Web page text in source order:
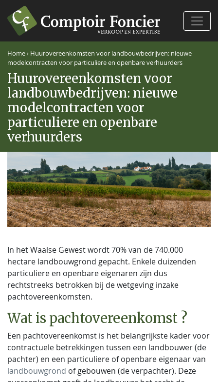
Home› Huurovereenkomsten voor landbouwbedrijven: nieuwe
modelcontracten voor particuliere en openbare verhuurders
Huurovereenkomsten voor
landbouwbedrijven: nieuwe
modelcontracten voor
particuliere en openbare
verhuurders
In het Waalse Gewest wordt 70% van de 740.000
hectare landbouwgrond gepacht. Enkele duizenden
particuliere en openbare eigenaren zijn dus
rechtstreeks betrokken bij de wetgeving inzake
pachtovereenkomsten.
Wat is pachtovereenkomst ?
Een pachtovereenkomst is het belangrijkste kader voor
contractuele betrekkingen tussen een landbouwer (de
pachter) en een particuliere of openbare eigenaar van
landbouwgrond of gebouwen (de verpachter). Deze